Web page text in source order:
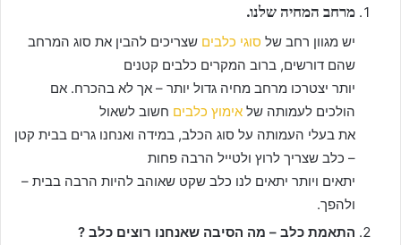
מרחב המחיה שלנו.
יש מגוון רחב של סוגי כלבים שצריכים להבין את סוג המרחב
שהם דורשים, ברוב המקרים כלבים קטנים
יותר יצטרכו מרחב מחיה גדול יותר – אך לא בהכרח. אם
הולכים לעמותה של אימוץ כלבים חשוב לשאול
את בעלי העמותה על סוג הכלב, במידה ואנחנו גרים בבית קטן
– כלב שצריך לרוץ ולטייל הרבה פחות
יתאים ויותר יתאים לנו כלב שקט שאוהב להיות הרבה בבית –
ולהפך.
התאמת כלב – מה הסיבה שאנחנו רוצים כלב ?